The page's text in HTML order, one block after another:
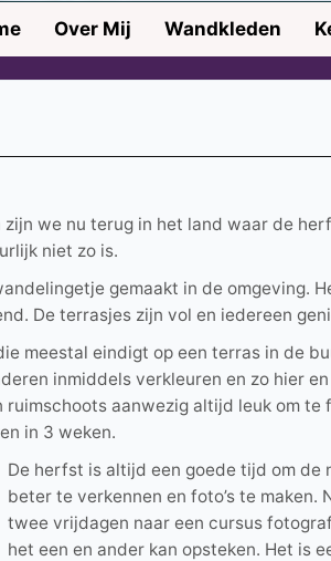
Over Mij Wandkleden
we nu terug in het land waar de
niet zo is.
gemaakt in de omgeving.
De terrasjes zijn vol en iedereen
meestal eindigt op een terras in de
inmiddels verkleuren en zo hier
aanwezig altijd leuk om te
in 3 weken.
De herfst is altijd een goede tijd om de
beter te verkennen en foto’s te maken.
twee vrijdagen naar een cursus
het een en ander kan opsteken. Het is